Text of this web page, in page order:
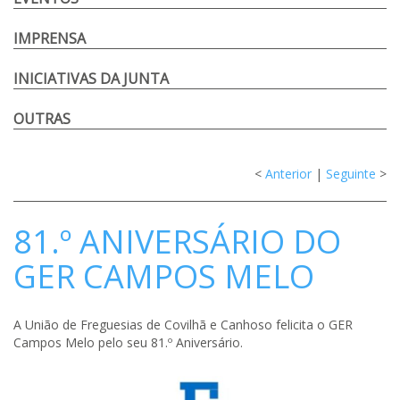
IMPRENSA
INICIATIVAS DA JUNTA
OUTRAS
< Anterior | Seguinte >
81.º ANIVERSÁRIO DO
GER CAMPOS MELO
A União de Freguesias de Covilhã e Canhoso felicita o GER
Campos Melo pelo seu 81.º Aniversário.